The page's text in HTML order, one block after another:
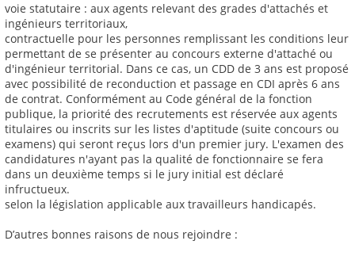
voie statutaire : aux agents relevant des grades d'attachés et
ingénieurs territoriaux,
contractuelle pour les personnes remplissant les conditions leur
permettant de se présenter au concours externe d'attaché ou
d'ingénieur territorial. Dans ce cas, un CDD de 3 ans est proposé
avec possibilité de reconduction et passage en CDI après 6 ans
de contrat. Conformément au Code général de la fonction
publique, la priorité des recrutements est réservée aux agents
titulaires ou inscrits sur les listes d'aptitude (suite concours ou
examens) qui seront reçus lors d'un premier jury. L'examen des
candidatures n'ayant pas la qualité de fonctionnaire se fera
dans un deuxième temps si le jury initial est déclaré
infructueux.
selon la législation applicable aux travailleurs handicapés.
D’autres bonnes raisons de nous rejoindre :